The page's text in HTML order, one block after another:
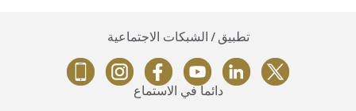
تطبيق / الشبكات الاجتماعية
دائماً في الاستماع